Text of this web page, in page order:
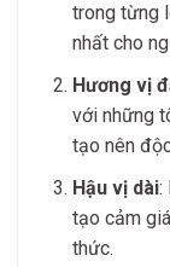
trong từng
nhất cho
Hương vị
với những
tạo nên
Hậu vị dài:
tạo cảm
thức.